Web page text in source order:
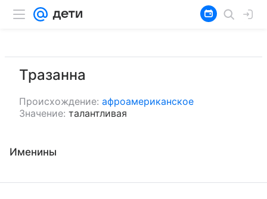
Тразанна
Происхождение: афроамериканское
Значение: талантливая
Именины